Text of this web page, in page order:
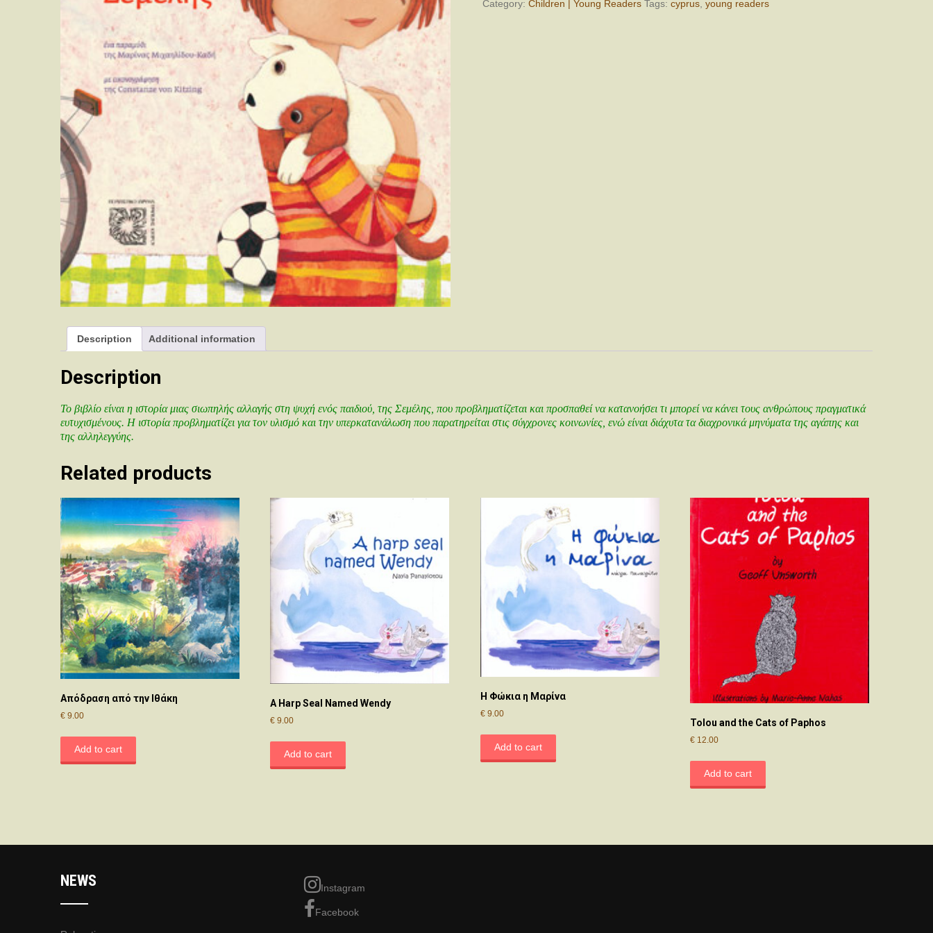
quantity
Category:Children | Young Readers Tags:cyprus ,young readers
Description Additional information
Description
Το βιβλίο είναι η ιστορία μιας σιωπηλής αλλαγής στη ψυχή ενός παιδιού, της Σεμέλης, που προβληματίζεται και προσπαθεί να κατανοήσει τι μπορεί να κάνει τους ανθρώπους πραγματικά
ευτυχισμένους. Η ιστορία προβληματίζει για τον υλισμό και την υπερκατανάλωση που παρατηρείται στις σύγχρονες κοινωνίες, ενώ είναι διάχυτα τα διαχρονικά μηνύματα της αγάπης και
της αλληλεγγύης.
Related products
Απόδραση από την Ιθάκη
€ 9.00
Add to cart
A Harp Seal Named Wendy
€ 9.00
Add to cart
Η Φώκια η Μαρίνα
€9.00
Add to cart
Tolou and the Cats of Paphos
€ 12.00
Add to cart
NEWS Instagram
Facebook